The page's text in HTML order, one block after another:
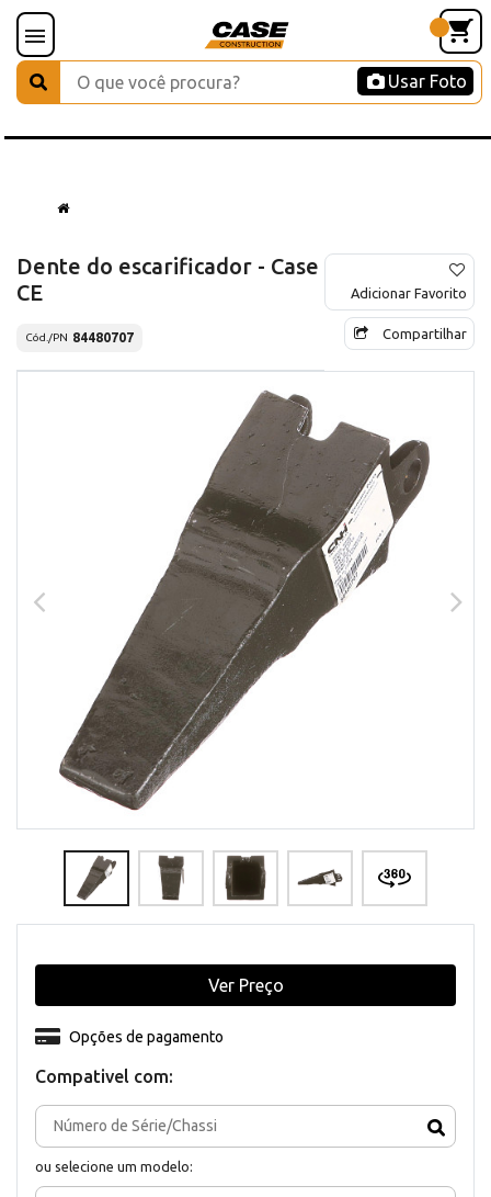
Usar Foto
Dente do escarificador - Case
CE
Cód./PN 84480707
Adicionar Favorito
Compartilhar
Compativel com:
ou selecione um modelo:
Opções de pagamento
Ver Preço